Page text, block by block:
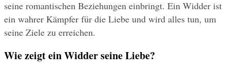
seine romantischen Beziehungen einbringt. Ein Widder ist
ein wahrer Kämpfer für die Liebe und wird alles tun, um
seine Ziele zu erreichen.
Wie zeigt ein Widder seine Liebe?